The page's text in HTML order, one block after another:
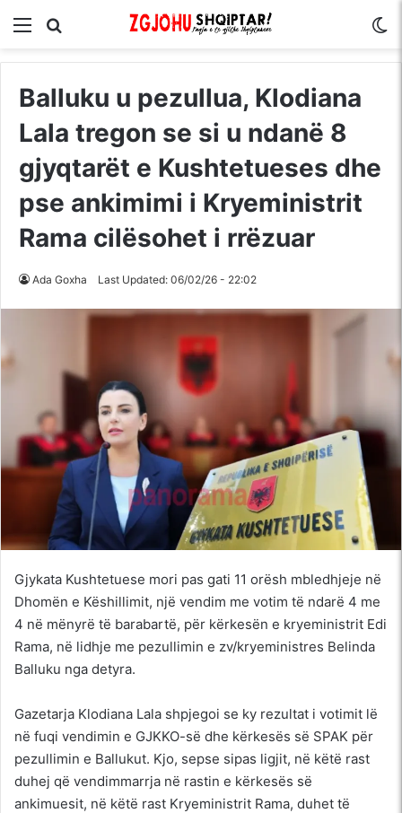
Menu
Balluku u pezullua, Klodiana
Lala tregon se si u ndanë 8
gjyqtarët e Kushtetueses dhe
pse ankimimi i Kryeministrit
Rama cilësohet i rrëzuar
Ada Goxha Last Updated: 06/02/26 - 22:02
Gjykata Kushtetuese mori pas gati 11 orësh mbledhjeje në
Dhomën e Këshillimit, një vendim me votim të ndarë 4 me
4 në mënyrë të barabartë, për kërkesën e kryeministrit Edi
Rama, në lidhje me pezullimin e zv/kryeministres Belinda
Balluku nga detyra.
Gazetarja Klodiana Lala shpjegoi se ky rezultat i votimit lë
në fuqi vendimin e GJKKO-së dhe kërkesës së SPAK për
pezullimin e Ballukut. Kjo, sepse sipas ligjit, në këtë rast
duhej që vendimmarrja në rastin e kërkesës së
ankimuesit, në këtë rast Kryeministrit Rama, duhet të